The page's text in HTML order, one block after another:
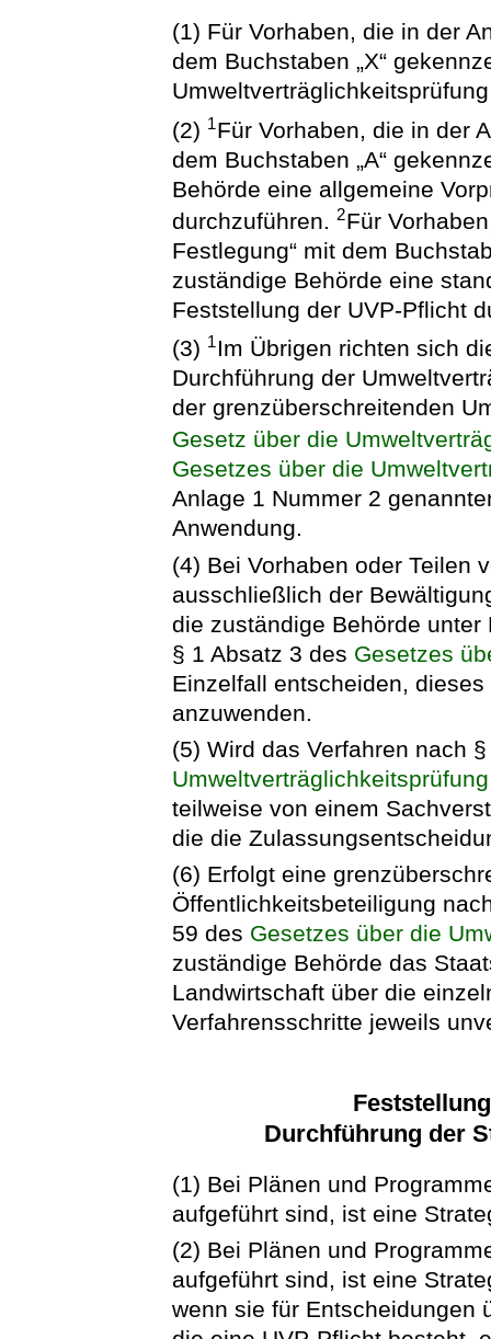
(1) Für Vorhaben, die in der
dem Buchstaben „X“
(2) 1Für Vorhaben, die in der
dem Buchstaben „A“
Behörde eine allgemeine
durchzuführen.2Für
Festlegung“ mit dem
zuständige Behörde eine
Feststellung der UVP-Pflicht
(3) 1 Im Übrigen richten sich
Durchführung der
der grenzüberschreitenden
Gesetz über die
Gesetzes über die
Anlage 1 Nummer 2
Anwendung.
(4) Bei Vorhaben oder Teilen
ausschließlich der
die zuständige Behörde
§ 1 Absatz 3 des Gesetzes
Einzelfall entscheiden,
anzuwenden.
(5) Wird das Verfahren nach
Umweltverträglichkeitsprüfung
teilweise von einem
die die
(6) Erfolgt eine
Öffentlichkeitsbeteiligung
59 des Gesetzes über die
zuständige Behörde das
Landwirtschaft über die
Verfahrensschritte jeweils
Durchführung der
(1) Bei Plänen und
aufgeführt sind, ist eine
(2) Bei Plänen und
aufgeführt sind, ist eine
wenn sie für Entscheidungen